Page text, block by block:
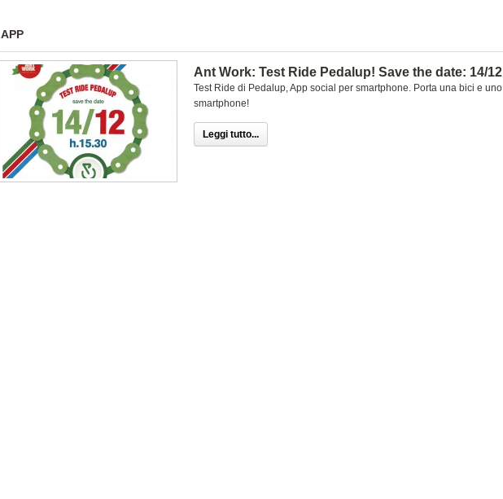
APP
Ant Work: Test Ride Pedalup! Save the date: 14/12
Test Ride di Pedalup, App social per smartphone. Porta una bici e uno
smartphone!
Leggi tutto...